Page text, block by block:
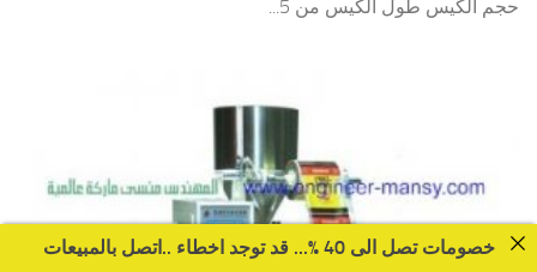
حجم الكيس طول الكيس من 5...
خصومات تصل الى 40 %... قد توجد اخطاء ..اتصل بالمبيعات